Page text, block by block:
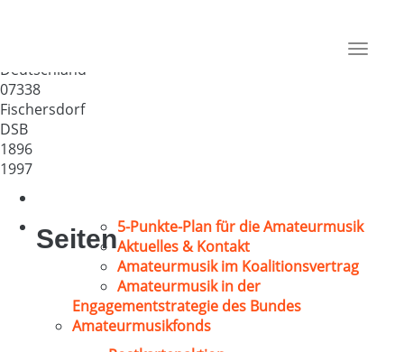
Toggle
Deutschland
07338
Fischersdorf
DSB
1896
1997
Seiten5-Punkte-Plan für die Amateurmusik
Aktuelles & Kontakt
Amateurmusik im Koalitionsvertrag
Amateurmusik in der
Engagementstrategie des Bundes
Amateurmusikfonds